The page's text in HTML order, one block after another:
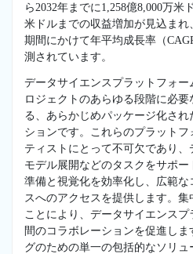
ら2032年までに1,258億8,000万米
米ドルまでの収益増加が見込まれ
期間にかけて年平均成長率（
測されています。
データサイエンスプラットフォ
ロジェクトのあらゆる段階に必
る、あらかじめパッケージ化さ
ションです。これらのプラット
ティストにとって不可欠であり、
モデル展開などのタスクをサポ
準備と視覚化を効率化し、広範
スへのアクセスを提供します。
ことにより、データサイエンス
間のコラボレーションを促進し
グのための単一の包括的なソリュ